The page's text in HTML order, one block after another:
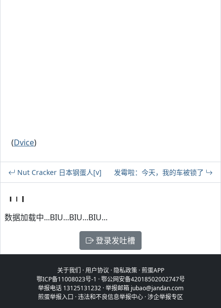
(Dvice)
Nut Cracker 日本钢蛋人[v] 发霉啦：今天，我的车被锁了
数据加载中...BIU...BIU...BIU...
登录发吐槽
关于我们 ·用户协议 · 隐私政策·煎蛋APP
鄂ICP备11008023号-1 ·鄂公网安备42018502002747号
举报电话 13125131232 · 举报邮箱 jubao@jandan.com
煎蛋举报入口 ·违法和不良信息举报中心 ·涉企举报专区